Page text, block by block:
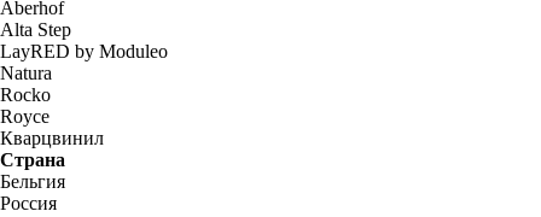
Aberhof
Alta Step
LayRED by Moduleo
Natura
Rocko
Royce
Кварцвинил
Страна
Бельгия
Россия